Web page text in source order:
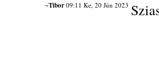
~Tibor09:11 Ke, 20 Jún 2023